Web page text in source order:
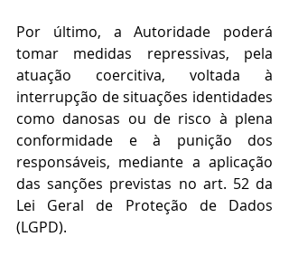
Por último, a Autoridade poderá
tomar medidas repressivas, pela
atuação coercitiva, voltada à
interrupção de situações identidades
como danosas ou de risco à plena
conformidade e à punição dos
responsáveis, mediante a aplicação
das sanções previstas no art. 52 da
Lei Geral de Proteção de Dados
(LGPD).